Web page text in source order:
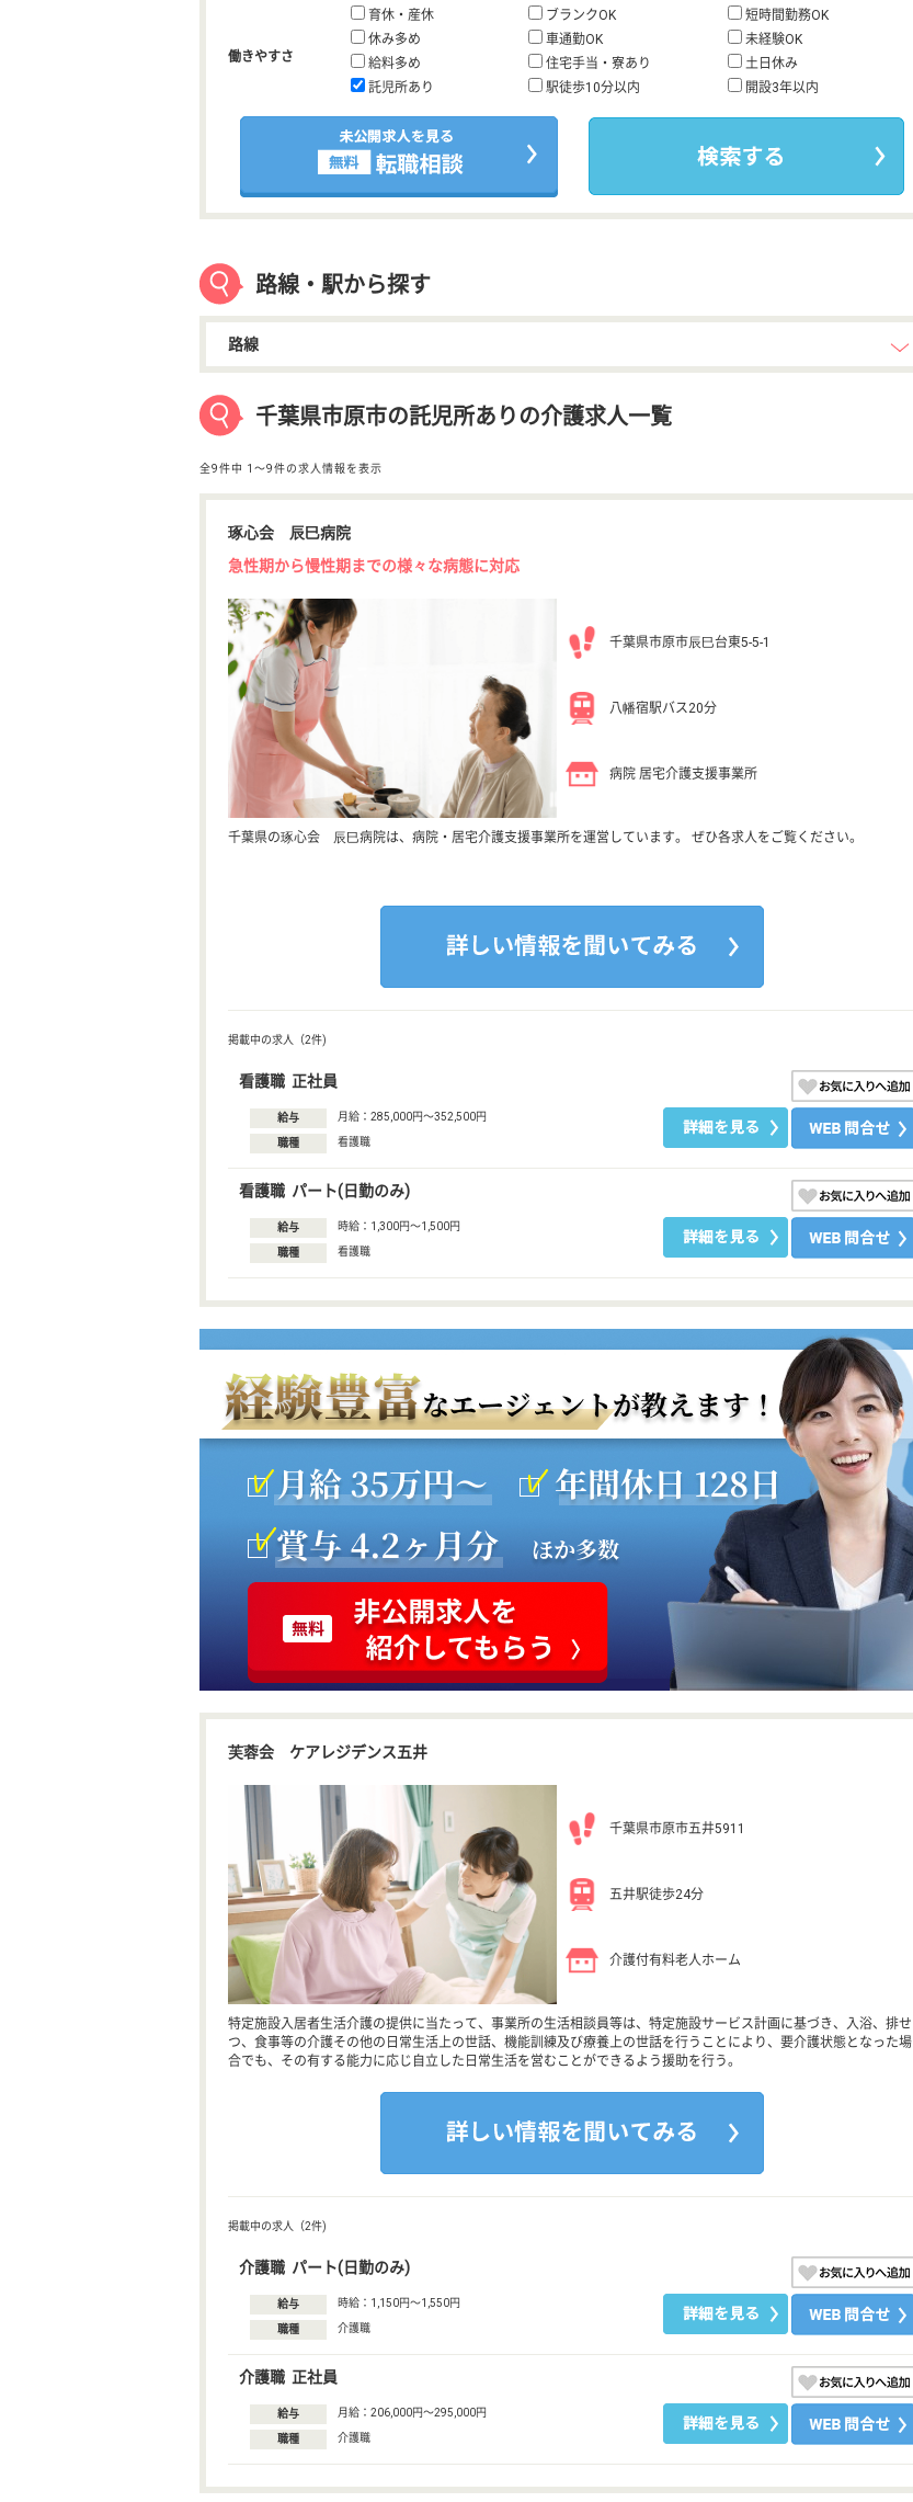
働きやすさ
育休・産休 ブランクOK
短時間勤務OK
休み多め
車通勤OK
未経験OK
給料多め
住宅手当・寮あり
土日休み
託児所あり
駅徒歩10分以内 開設3年以内
路線・駅から探す
路線
千葉県市原市の託児所ありの介護求人一覧
全9件中 1〜9件の求人情報を表示
琢心会 辰巳病院
急性期から慢性期までの様々な病態に対応
千葉県市原市辰巳台東5-5-1
八幡宿駅バス20分
病院 居宅介護支援事業所
千葉県の琢心会 辰巳病院は、病院・居宅介護支援事業所を運営しています。 ぜひ各求人をご覧ください。
掲載中の求人（2件)
看護職 正社員
給与 月給：285,000円〜352,500円
職種 看護職
看護職 パート(日勤のみ)
給与 時給：1,300円〜1,500円
職種 看護職
芙蓉会 ケアレジデンス五井
千葉県市原市五井5911
五井駅徒歩24分
介護付有料老人ホーム
特定施設入居者生活介護の提供に当たって、事業所の生活相談員等は、特定施設サービス計画に基づき、入浴、排せ
つ、食事等の介護その他の日常生活上の世話、機能訓練及び療養上の世話を行うことにより、要介護状態となった場
合でも、その有する能力に応じ自立した日常生活を営むことができるよう援助を行う。
掲載中の求人（2件)
介護職 パート(日勤のみ)
給与 時給：1,150円〜1,550円
職種 介護職
介護職 正社員
給与 月給：206,000円〜295,000円
職種 介護職